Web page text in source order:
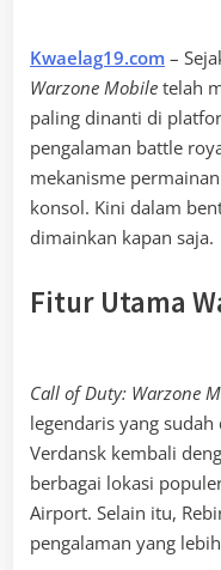
Kwaelag19.com –
Warzone Mobile telah
paling dinanti di
pengalaman battle
mekanisme
konsol. Kini dalam
dimainkan kapan saja.
Fitur Utama
Call of Duty: Warzone
legendaris yang
Verdansk kembali
berbagai lokasi
Airport. Selain itu,
pengalaman yang